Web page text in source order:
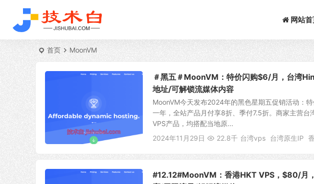
网站
首页 MoonVM
＃黑五＃MoonVM：特价闪购$6/月，台湾
地址/可解锁流媒体内容
MoonVM今天发布2024年的黑色星期五促销活动：
一年，全站产品月付享8折、季付7.5折。商家主营
VPS产品，均搭配当地原...
2024年11月29日
22.8千 台湾vps 台湾原生IP
#12.12#MoonVM：香港HKT VPS，$80/月